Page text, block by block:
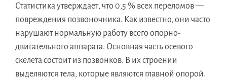
Статистика утверждает, что 0,5 % всех переломов —
повреждения позвоночника. Как известно, они часто
нарушают нормальную работу всего опорно-
двигательного аппарата. Основная часть осевого
скелета состоит из позвонков. В их строении
выделяются тела, которые являются главной опорой.